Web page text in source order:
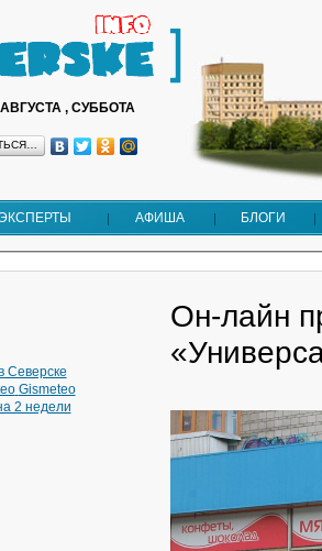
, СУББОТА
АФИША БЛОГИ
Северске
Gismeteo
2 недели
Он-лайн